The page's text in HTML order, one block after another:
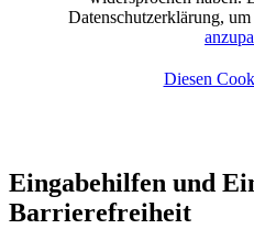
Datenschutzerklärung,
Diesen
Eingabehilfen und
Barrierefreiheit